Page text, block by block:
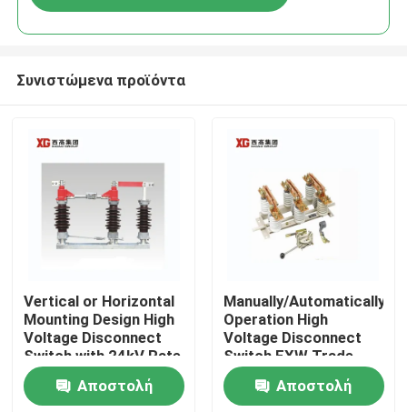
Σπίτι
Προϊόντα
Περίπου εμείς
Συνιστώμενα προϊόντα
Vertical or Horizontal
Mounting Design High
Voltage Disconnect
Switch with 24kV Rate
Voltage
Αποστολή
Manually/Automatically
Operation High
Voltage Disconnect
Switch EXW Trade
Terms Product
Αποστολή